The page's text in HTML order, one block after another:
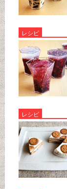
レシピ
レシピ